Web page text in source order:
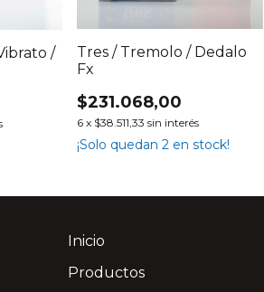
/
Tres / Tremolo / Dedalo
Fx
$231.068,00
6 x $38.511,33 sin interés
¡Solo quedan 2en stock!
Inicio
Productos